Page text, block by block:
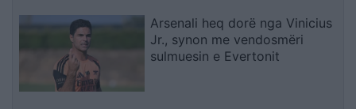
Arsenali heq dorë nga Vinicius
Jr., synon me vendosmëri
sulmuesin e Evertonit